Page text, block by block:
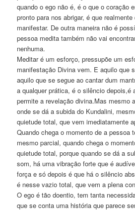
quando o ego não é, é o que o coração
pronto para nos abrigar, é que
manifestar. De outra maneira não é
pessoa medita também não vai
nenhuma.
Meditar é um esforço, pressupõe um
manifestação Divina vem. E aquilo que
aquilo que se segue ao cantar dum
a qualquer prática, é o silêncio depois,é
permite a revelação divina.Mas mesmo
onde se dá a subida do Kundalini,
quietude total, que vem imediatamente
Quando chega o momento de a pessoa
mesmo parcial, quando chega o
quietude total, porque quando se dá a
som, há uma vibração forte que é
força e só depois é que há o silêncio
é nesse vazio total, que vem a plena
O ego é tão doentio, tem tanta
que se conta uma história que parece